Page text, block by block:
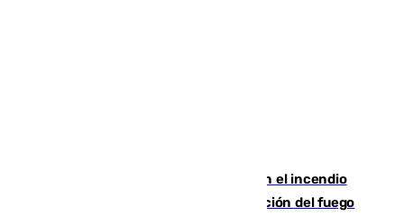
Activado el nivel 2 de emergencia en el incendio
forestal de Niebla por la compleja evolución del fuego